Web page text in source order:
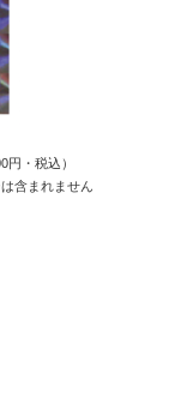
円・税込）
含まれません